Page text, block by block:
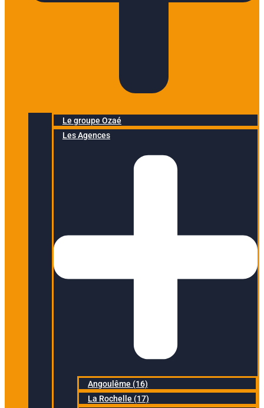
Le groupe Ozaé
Les Agences
Angoulême (16)
La Rochelle (17)